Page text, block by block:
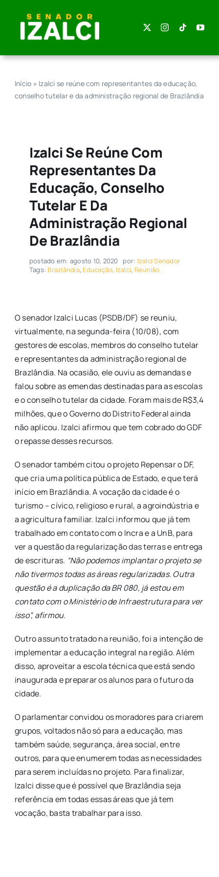
content
Início » Izalci se reúne com representantes da educação,
conselho tutelar e da administração regional de Brazlândia
Izalci Se Reúne Com
Representantes Da
Educação, Conselho
Tutelar E Da
Administração Regional
De Brazlândia
postado em: agosto 10, 2020 por: Izalci Senador
Tags: Brazlândia, Educação, Izalci, Reunião
O senador Izalci Lucas (PSDB/DF) se reuniu,
virtualmente, na segunda-feira (10/08), com
gestores de escolas, membros do conselho tutelar
e representantes da administração regional de
Brazlândia. Na ocasião, ele ouviu as demandas e
falou sobre as emendas destinadas para as escolas
e o conselho tutelar da cidade. Foram mais de R$3,4
milhões, que o Governo do Distrito Federal ainda
não aplicou. Izalci afirmou que tem cobrado do GDF
o repasse desses recursos.
O senador também citou o projeto Repensar o DF,
que cria uma política pública de Estado, e que terá
início em Brazlândia. A vocação da cidade é o
turismo – cívico, religioso e rural, a agroindústria e
a agricultura familiar. Izalci informou que já tem
trabalhado em contato com o Incra e a UnB, para
ver a questão da regularização das terras e entrega
de escrituras. “Não podemos implantar o projeto se
não tivermos todas as áreas regularizadas. Outra
questão é a duplicação da BR 080, já estou em
contato com o Ministério de Infraestrutura para ver
isso”, afirmou.
Outro assunto tratado na reunião, foi a intenção de
implementar a educação integral na região. Além
disso, aproveitar a escola técnica que está sendo
inaugurada e preparar os alunos para o futuro da
cidade.
O parlamentar convidou os moradores para criarem
grupos, voltados não só para a educação, mas
também saúde, segurança, área social, entre
outros, para que enumerem todas as necessidades
para serem incluídas no projeto. Para finalizar,
Izalci disse que é possível que Brazlândia seja
referência em todas essas áreas que já tem
vocação, basta trabalhar para isso.